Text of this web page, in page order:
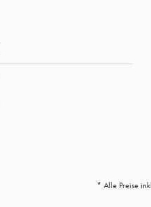
* Alle Preise